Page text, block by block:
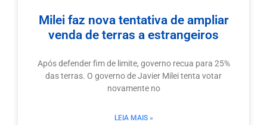
Milei faz nova tentativa de ampliar
venda de terras a estrangeiros
Após defender fim de limite, governo recua para 25%
das terras. O governo de Javier Milei tenta votar
novamente no
LEIA MAIS »